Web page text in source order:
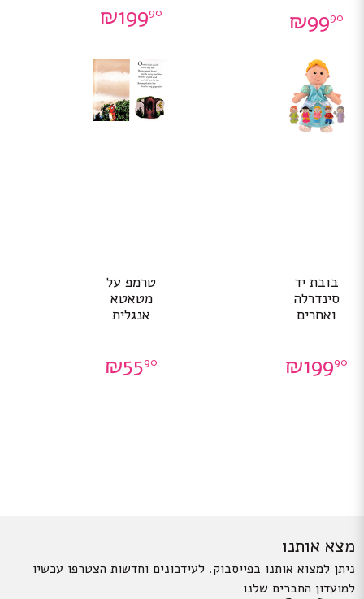
₪9990
₪19990
בובת יד
סינדרלה
ואחרים
₪19990
טרמפ על
מטאטא
אנגלית
₪5590
מצא אותנו
ניתן למצוא אותנו בפייסבוק. לעידכונים וחדשות הצטרפו עכשיו
למועדון החברים שלנו